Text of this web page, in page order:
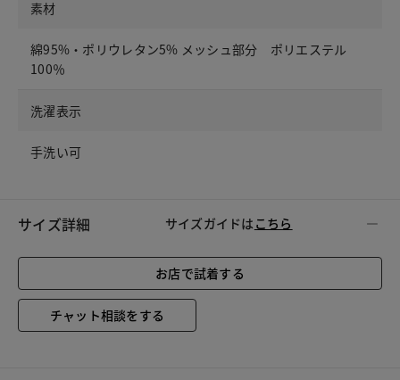
素材
綿95%・ポリウレタン5% メッシュ部分 ポリエステル
100％
洗濯表示
手洗い可
サイズ詳細 サイズガイドは こちら
お店で試着する
チャット相談をする